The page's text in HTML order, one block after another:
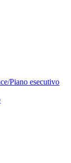
Piano esecutivo